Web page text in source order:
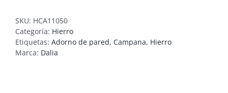
SKU: HCA11050
Categoría: Hierro
Etiquetas: Adorno de pared, Campana, Hierro
Marca: Dalia